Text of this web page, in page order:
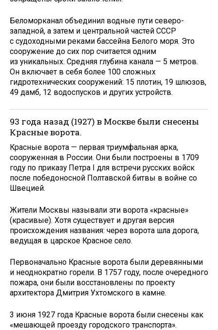
Беломорканал объединил водные пути северо-
западной, а затем и центральной частей СССР
с судоходными реками бассейна Белого моря. Это
сооружение до сих пор считается одним
из уникальных. Средняя глубина канала — 5 метров.
Он включает в себя более 100 сложных
гидротехнических сооружений: 15 плотин, 19 шлюзов,
49 дамб, 12 водоспусков и других устройств.
93 года назад (1927) в Москве были снесены
Красные ворота.
Красные ворота — первая триумфальная арка,
сооруженная в России. Они были построены в 1709
году по приказу Петра I для встречи русских войск
после победоносной Полтавской битвы в войне со
Швецией.
Жители Москвы называли эти ворота «красные»
(красивые). Хотя существует и другая версия
происхождения названия: через ворота шла дорога,
ведущая в царское Красное село.
Первоначально Красные ворота были деревянными
и неоднократно горели. В 1757 году, после очередного
пожара, они были восстановлены по проекту
архитектора Дмитрия Ухтомского в камне.
3 июня 1927 года Красные ворота были снесены как
«мешающей проезду городского транспорта».